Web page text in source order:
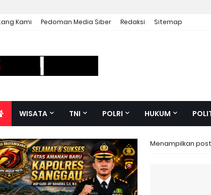
Kami Pedoman Media Siber Redaksi Sitemap
WISATA TNI POLRI HUKUM
Menampilkan